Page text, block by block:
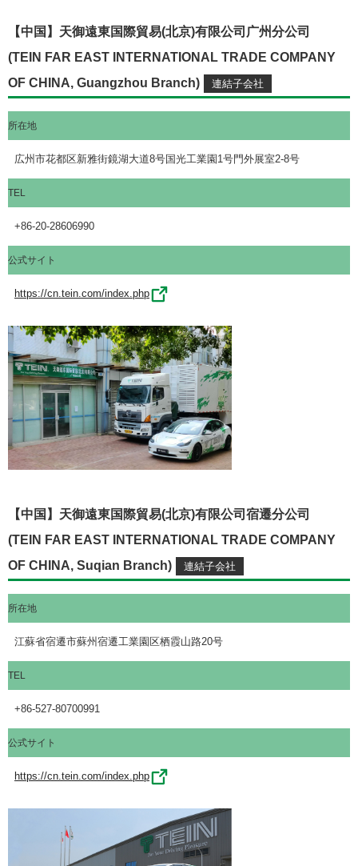
【中国】天御遠東国際貿易(北京)有限公司广州分公司
(TEIN FAR EAST INTERNATIONAL TRADE COMPANY
OF CHINA, Guangzhou Branch)
所在地
広州市花都区新雅街鏡湖大道8号国光工業園1号門外展室2-8号
TEL
+86-20-28606990
公式サイト
https://cn.tein.com/index.php
【中国】天御遠東国際貿易(北京)有限公司宿遷分公司
(TEIN FAR EAST INTERNATIONAL TRADE COMPANY
OF CHINA, Suqian Branch)
所在地
江蘇省宿遷市蘇州宿遷工業園区栖霞山路20号
TEL
+86-527-80700991
公式サイト
https://cn.tein.com/index.php